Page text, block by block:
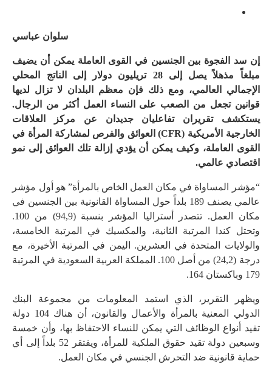
سلوان عباسي
إن سد الفجوة بين الجنسين في القوى العاملة يمكن أن يضيف
مبلغاً مذهلاً يصل إلى 28 تريليون دولار إلى الناتج المحلي
الإجمالي العالمي، ومع ذلك فإن معظم البلدان لا تزال لديها
قوانين تجعل من الصعب على النساء العمل أكثر من الرجال.
يستكشف تقريران تفاعليان جديدان عن مركز العلاقات
الخارجية الأمريكية (CFR) العوائق والفرص لمشاركة المرأة في
القوى العاملة، وكيف يمكن أن يؤدي إزالة تلك العوائق إلى نمو
اقتصادي عالمي.
“مؤشر المساواة في مكان العمل الخاص بالمرأة” هو أول مؤشر
عالمي يصنف 189 بلداً حول المساواة القانونية بين الجنسين في
مكان العمل. تتصدر أستراليا المؤشر بنسبة (94,9) من 100.
وتحتل كندا المرتبة الثانية، والمكسيك في المرتبة الخامسة،
والولايات المتحدة في العشرين. اليمن في المرتبة الأخيرة، مع
درجة (24,2) من أصل 100. المملكة العربية السعودية في المرتبة
179 وباكستان 164.
ويظهر التقرير، الذي استمد المعلومات من مجموعة البنك
الدولي المعنية بالمرأة والأعمال والقانون، أن هناك 104 دولة
تقيد أنواع الوظائف التي يمكن للنساء الاحتفاظ بها، وأن خمسة
وسبعين دولة تقيد حقوق الملكية للمرأة، ويفتقر 52 بلداً إلى أي
حماية قانونية ضد التحرش الجنسي في مكان العمل.